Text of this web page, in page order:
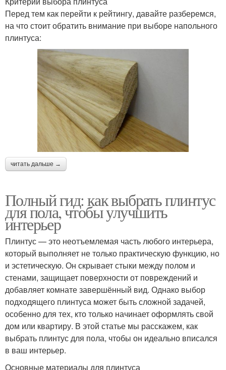
Перед тем как перейти к рейтингу, давайте разберемся,
на что стоит обратить внимание при выборе напольного
плинтуса:
читать дальше →
Полный гид: как выбрать плинтус
для пола, чтобы улучшить
интерьер
Плинтус — это неотъемлемая часть любого интерьера,
который выполняет не только практическую функцию, но
и эстетическую. Он скрывает стыки между полом и
стенами, защищает поверхности от повреждений и
добавляет комнате завершённый вид. Однако выбор
подходящего плинтуса может быть сложной задачей,
особенно для тех, кто только начинает оформлять свой
дом или квартиру. В этой статье мы расскажем, как
выбрать плинтус для пола, чтобы он идеально вписался
в ваш интерьер.
Основные материалы для плинтуса